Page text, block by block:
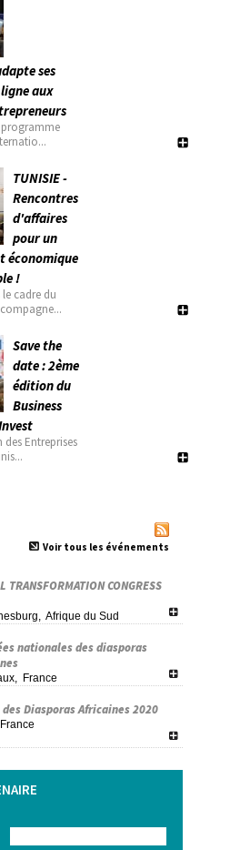
ses
aux
programme
TUNISIE -
Rencontres
d'affaires
pour un
économique
!
cadre du
Save the
date : 2ème
édition du
Business
Entreprises
Voir tous les événements
TRANSFORMATION CONGRESS
Afrique du Sud
nationales des diasporas
France
Diasporas Africaines 2020